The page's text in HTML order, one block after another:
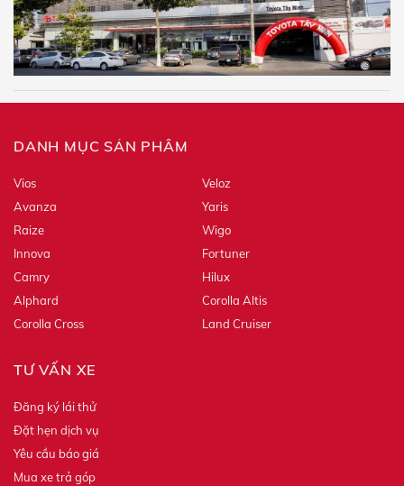
Biển Số Xe
Hotline tư vấn:0943 903 903
sách về bảo mật thông tin của Toyota. Tôi đồng ý gửi
và đảm bảo bảo mật thông tin của tôi theo quy định
DANH MỤC SẢN PHẨM
Vios
Veloz
Avanza
Yaris
Raize
Wigo
Innova
Fortuner
Camry
Hilux
Alphard
Corolla Altis
Corolla Cross
Land Cruiser
TƯ VẤN XE
Đăng ký lái thử
Đặt hẹn dịch vụ
Yêu cầu báo giá
Mua xe trả góp